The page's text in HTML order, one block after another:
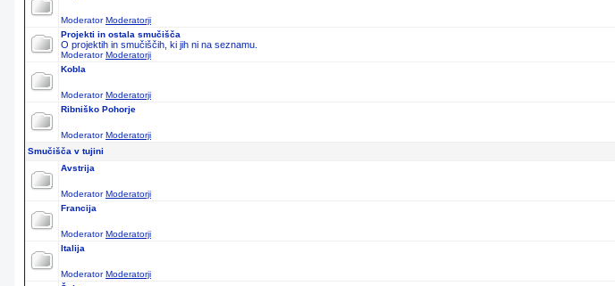
ModeratorModeratorji
Projekti in ostala smučišča
O projektih in smučiščih, ki jih ni na seznamu.
ModeratorModeratorji
Kobla
ModeratorModeratorji
Ribniško Pohorje
ModeratorModeratorji
Smučišča v tujini
Avstrija
ModeratorModeratorji
Francija
ModeratorModeratorji
Italija
ModeratorModeratorji